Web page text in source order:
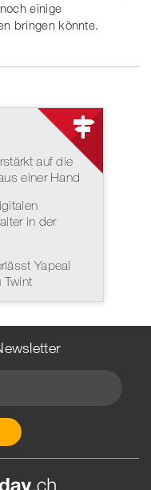
einige
bringen könnte.
auf die
einer Hand
in der
Yapeal
Twint